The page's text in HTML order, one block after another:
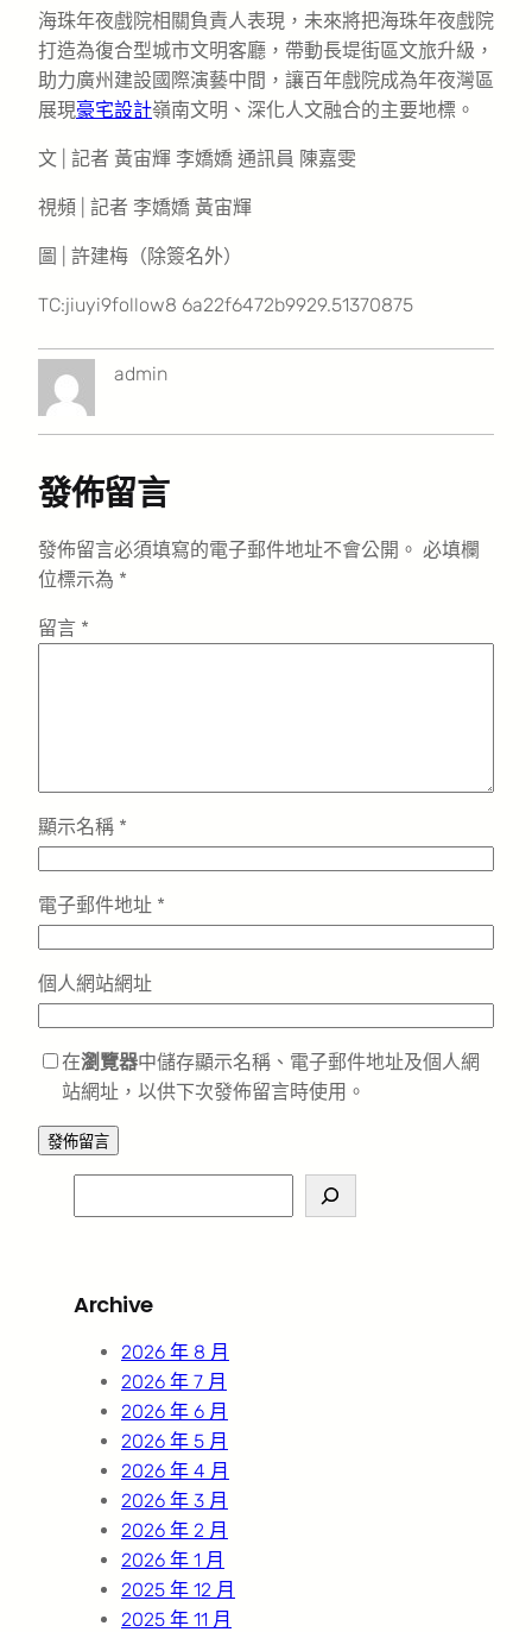
海珠年夜戲院相關負責人表現，未來將把海珠年夜戲院
打造為復合型城市文明客廳，帶動長堤街區文旅升級，
助力廣州建設國際演藝中間，讓百年戲院成為年夜灣區
展現豪宅設計嶺南文明、深化人文融合的主要地標。
文 | 記者 黃宙輝 李嬌嬌 通訊員 陳嘉雯
視頻 | 記者 李嬌嬌 黃宙輝
圖 | 許建梅（除簽名外）
TC:jiuyi9follow8 6a22f6472b9929.51370875
admin
發佈留言
發佈留言必須填寫的電子郵件地址不會公開。 必填欄
位標示為 *
留言 *
顯示名稱 *
電子郵件地址 *
個人網站網址
在瀏覽器中儲存顯示名稱、電子郵件地址及個人網
站網址，以供下次發佈留言時使用。
e
c
Archive
2026 年 8 月
2026 年 7 月
2026 年 6 月
2026 年 5 月
2026 年 4 月
2026 年 3 月
2026 年 2 月
2026 年 1 月
2025 年 12 月
2025 年 11 月